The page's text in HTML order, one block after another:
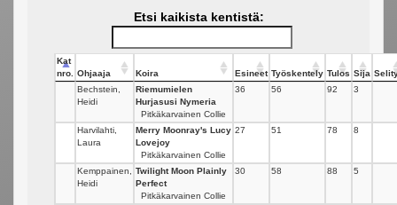
Etsi kaikista kentistä:
Kat
nro.
Ohjaaja Koira Esineet Työskentely Tulos Sija
Bechstein,
Heidi
Riemumielen
Hurjasusi Nymeria
Pitkäkarvainen Collie
36 56 92 3
Harvilahti,
Laura
Merry Moonray's Lucy
Lovejoy
Pitkäkarvainen Collie
27 51 78 8
Kemppainen,
Heidi
Twilight Moon Plainly
Perfect
Pitkäkarvainen Collie
30 58 88 5